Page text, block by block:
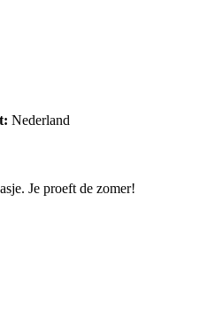
Nederland
Je proeft de zomer!